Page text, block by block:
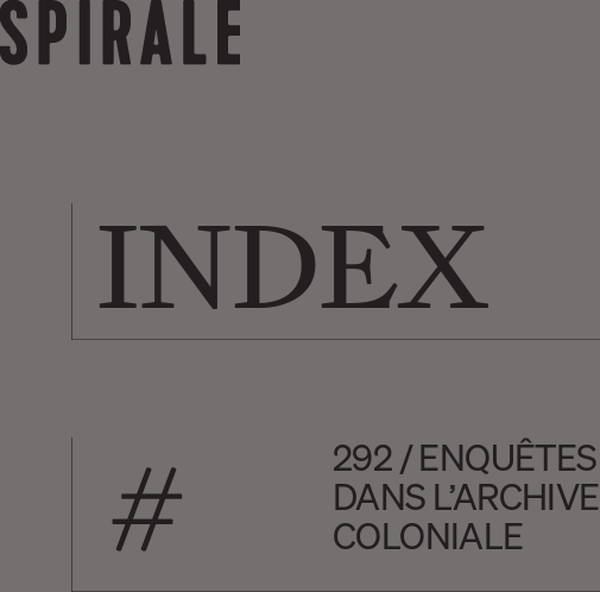
INDEX
#
292 / ENQUÊTES
DANS L’ARCHIVE
COLONIALE